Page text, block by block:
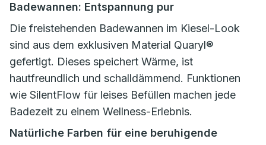
Badewannen: Entspannung pur
Die freistehenden Badewannen im Kiesel-Look
sind aus dem exklusiven Material Quaryl®
gefertigt. Dieses speichert Wärme, ist
hautfreundlich und schalldämmend. Funktionen
wie SilentFlow für leises Befüllen machen jede
Badezeit zu einem Wellness-Erlebnis.
Natürliche Farben für eine beruhigende